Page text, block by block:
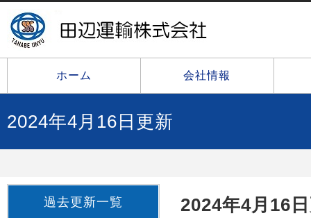
ホーム 会社情報
2024年4月16日更新
2024年4月16
過去更新一覧